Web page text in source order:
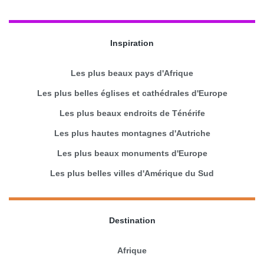
Inspiration
Les plus beaux pays d'Afrique
Les plus belles églises et cathédrales d'Europe
Les plus beaux endroits de Ténérife
Les plus hautes montagnes d'Autriche
Les plus beaux monuments d'Europe
Les plus belles villes d'Amérique du Sud
Destination
Afrique